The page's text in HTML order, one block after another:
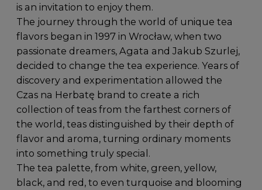
is an invitation to enjoy them.
The journey through the world of unique tea
flavors began in 1997 in Wrocław, when two
passionate dreamers, Agata and Jakub Szurlej,
decided to change the tea experience. Years of
discovery and experimentation allowed the
Czas na Herbatę brand to create a rich
collection of teas from the farthest corners of
the world, teas distinguished by their depth of
flavor and aroma, turning ordinary moments
into something truly special.
The tea palette, from white, green, yellow,
black, and red, to even turquoise and blooming